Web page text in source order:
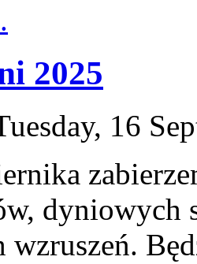
2025
16
dyniowych
wzruszeń.